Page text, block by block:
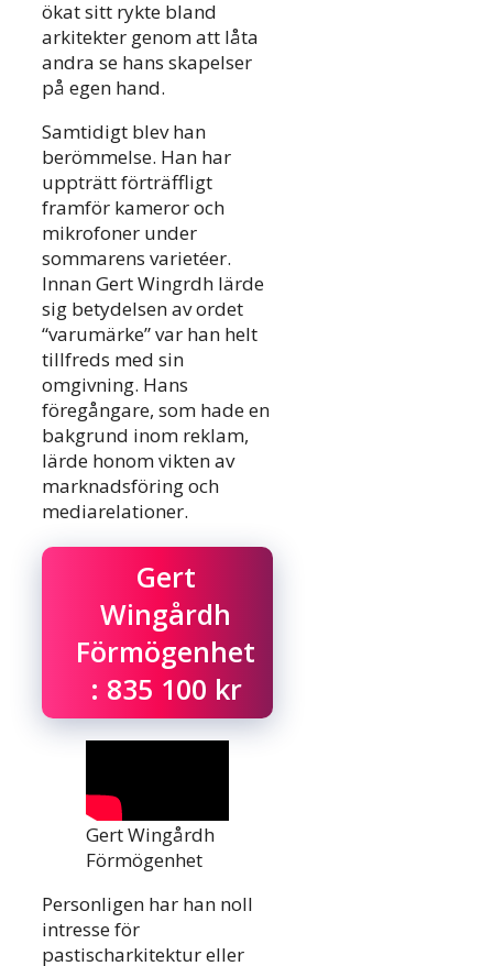
ökat sitt rykte bland
arkitekter genom att låta
andra se hans skapelser
på egen hand.
Samtidigt blev han
berömmelse. Han har
uppträtt förträffligt
framför kameror och
mikrofoner under
sommarens varietéer.
Innan Gert Wingrdh lärde
sig betydelsen av ordet
“varumärke” var han helt
tillfreds med sin
omgivning. Hans
föregångare, som hade en
bakgrund inom reklam,
lärde honom vikten av
marknadsföring och
mediarelationer.
Gert
Wingårdh
Förmögenhet
: 835 100 kr
Gert Wingårdh
Förmögenhet
Personligen har han noll
intresse för
pastischarkitektur eller